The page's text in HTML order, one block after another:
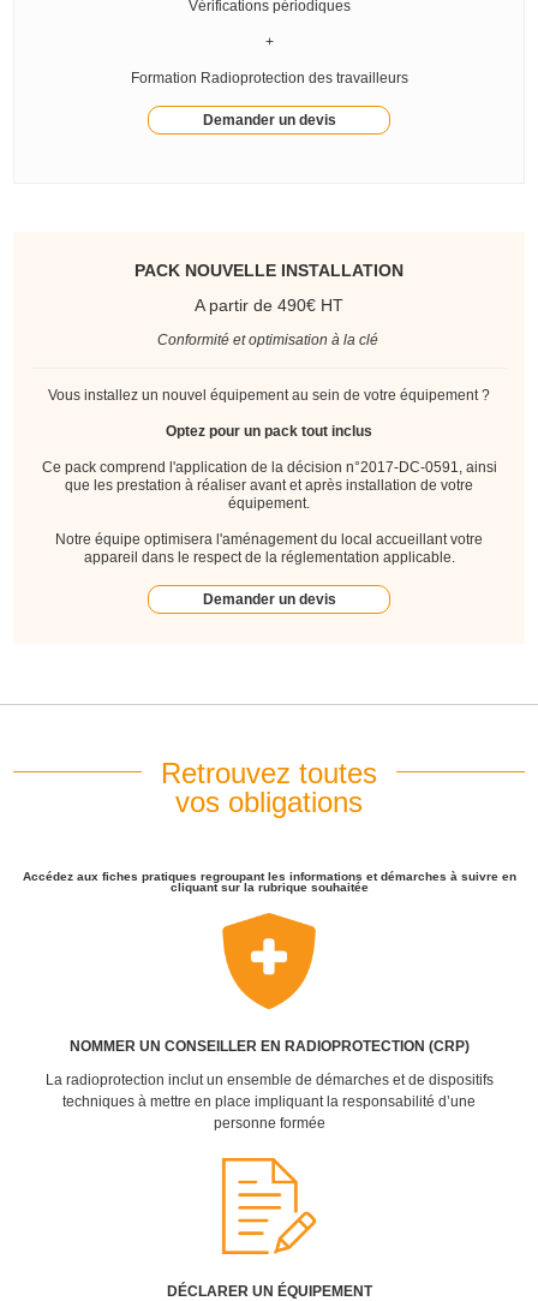
Vérifications périodiques
+
Formation Radioprotection des travailleurs
Demander un devis
PACK NOUVELLE INSTALLATION
A partir de 490€ HT
Conformité et optimisation à la clé
Vous installez un nouvel équipement au sein de votre équipement ?
Optez pour un pack tout inclus
Ce pack comprend l'application de la décision n°2017-DC-0591, ainsi
que les prestation à réaliser avant et après installation de votre
équipement.
Notre équipe optimisera l'aménagement du local accueillant votre
appareil dans le respect de la réglementation applicable.
Demander un devis
Retrouvez toutes
vos obligations
Accédez aux fiches pratiques regroupant les informations et démarches à suivre en
cliquant sur la rubrique souhaitée
NOMMER UN CONSEILLER EN RADIOPROTECTION (CRP)
La radioprotection inclut un ensemble de démarches et de dispositifs
techniques à mettre en place impliquant la responsabilité d’une
personne formée
DÉCLARER UN ÉQUIPEMENT